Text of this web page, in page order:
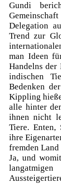
Gundi
Delegation
Trend zur
man Ideen
Handelns der
indischen
Bedenken
Kippling
alle hinter
ihnen nicht
Tiere. Enten,
ihre
fremden
Ja, und